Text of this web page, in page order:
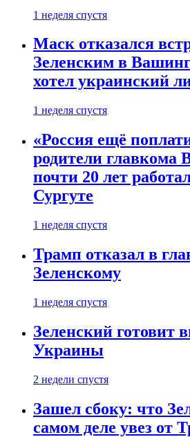
1 неделя спустя
Маск отказался
Зеленским в
хотел украинский
1 неделя спустя
«Россия ещё
родители главкома
почти 20 лет
Сургуте
1 неделя спустя
Трамп отказал в
Зеленскому
1 неделя спустя
Зеленский готовит
Украины
2 недели спустя
Зашел сбоку: что
самом деле увез от